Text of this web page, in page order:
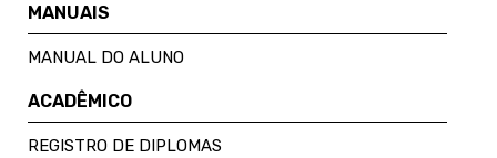
MANUAIS
MANUAL DO ALUNO
ACADÊMICO
REGISTRO DE DIPLOMAS